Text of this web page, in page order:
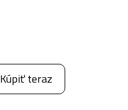
Kúpiť teraz